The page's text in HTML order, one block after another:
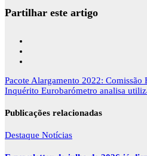
Partilhar este artigo
Navegação
de
Pacote Alargamento 2022:
Inquérito Eurobarómetro analisa
Publicações relacionadas
Destaque Notícias